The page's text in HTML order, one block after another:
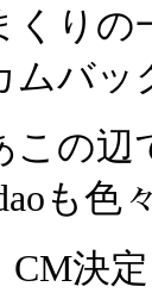
くりの
ムバッ
の辺
も
決定